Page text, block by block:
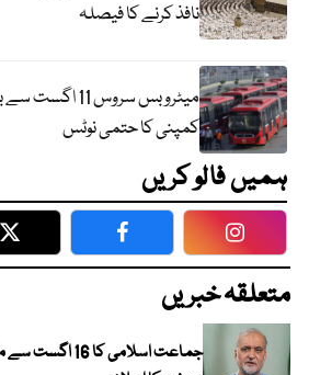
نافذ کرنے کا فیصلہ
میٹرو بس سروس
کمپنی کا حتمی نوٹس
ہمیں فالو کریں
Twitter Facebook
متعلقہ خبریں
جماعت اسلامی